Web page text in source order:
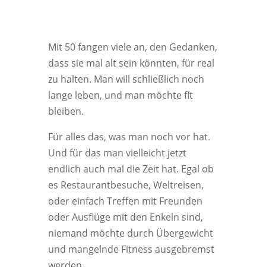
Mit 50 fangen viele an, den Gedanken,
dass sie mal alt sein könnten, für real
zu halten. Man will schließlich noch
lange leben, und man möchte fit
bleiben.
Für alles das, was man noch vor hat.
Und für das man vielleicht jetzt
endlich auch mal die Zeit hat. Egal ob
es Restaurantbesuche, Weltreisen,
oder einfach Treffen mit Freunden
oder Ausflüge mit den Enkeln sind,
niemand möchte durch Übergewicht
und mangelnde Fitness ausgebremst